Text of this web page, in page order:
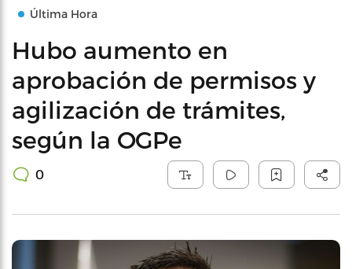
Última Hora
Hubo aumento en
aprobación de permisos y
agilización de trámites,
según la OGPe
0